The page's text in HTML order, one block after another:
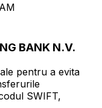
BANK N.V.
pentru a evita
SWIFT,